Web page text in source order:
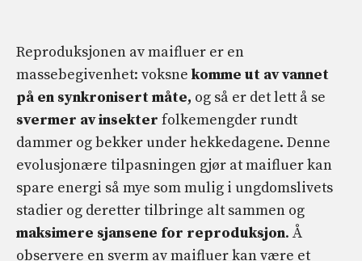
Reproduksjonen av maifluer er en
massebegivenhet: voksne komme ut av vannet
på en synkronisert måte, og så er det lett å se
svermer av insekter folkemengder rundt
dammer og bekker under hekkedagene. Denne
evolusjonære tilpasningen gjør at maifluer kan
spare energi så mye som mulig i ungdomslivets
stadier og deretter tilbringe alt sammen og
maksimere sjansene for reproduksjon. Å
observere en sverm av maifluer kan være et